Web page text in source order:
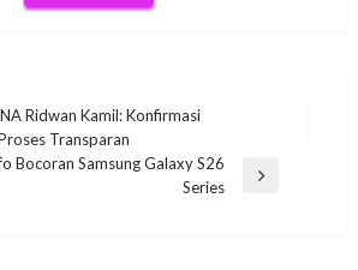
Ridwan Kamil: Konfirmasi
Transparan
Bocoran Samsung Galaxy S26
Series